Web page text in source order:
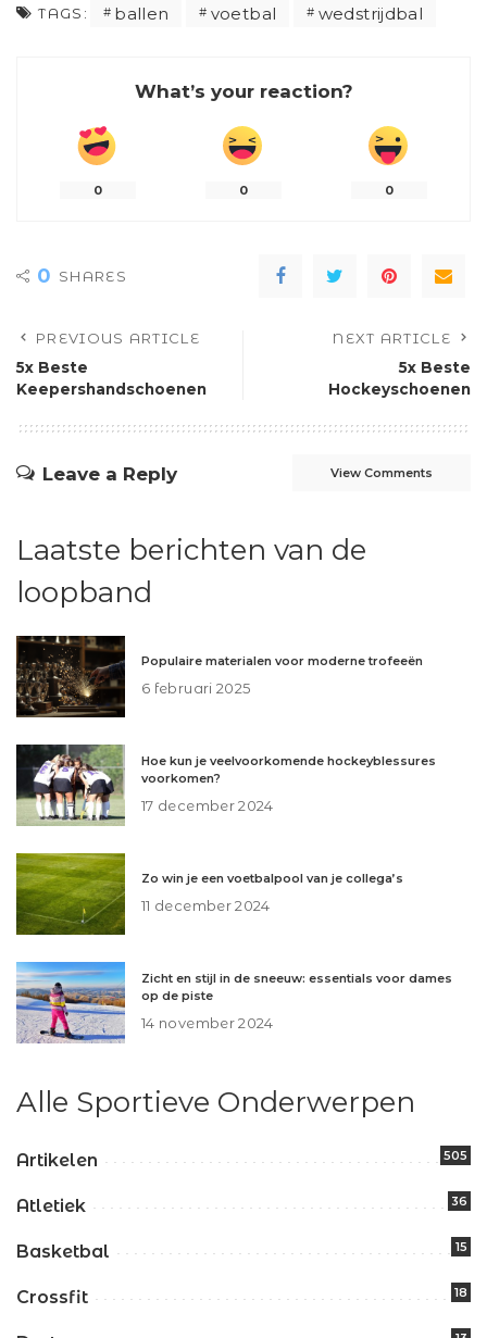
TAGS: ballen voetbal wedstrijdbal
What’s your reaction?
0 0 0
0 SHARES
PREVIOUS ARTICLE
5x Beste
Keepershandschoenen
NEXT ARTICLE
5x Beste
Hockeyschoenen
Leave a Reply View Comments
Laatste berichten van de
loopband
Populaire materialen voor moderne trofeeën
6 februari 2025
Hoe kun je veelvoorkomende hockeyblessures
voorkomen?
17 december 2024
Zo win je een voetbalpool van je collega’s
11 december 2024
Zicht en stijl in de sneeuw: essentials voor dames
op de piste
14 november 2024
Alle Sportieve Onderwerpen
Artikelen 505
Atletiek 36
Basketbal 15
Crossfit 18